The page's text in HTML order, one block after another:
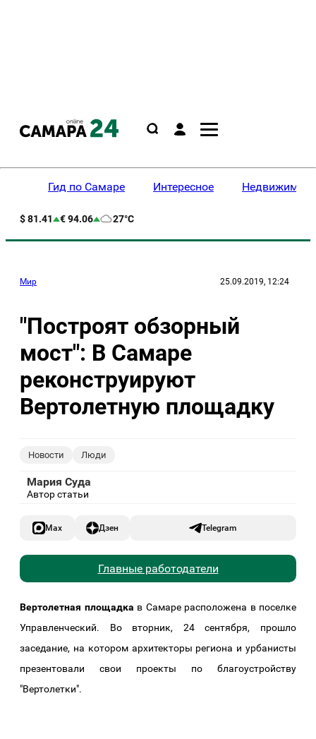
Гид по Самаре Интересное
$ 81.41 € 94.06 27°C
Мир 25.09.2019, 12:24
"Построят обзорный
мост": В Самаре
реконструируют
Вертолетную площадку
Новости Люди
Мария Суда
Автор статьи
Max Дзен Telegram
Главные работодатели
Вертолетная площадка в Самаре расположена в поселке
Управленческий. Во вторник, 24 сентября, прошло
заседание, на котором архитекторы региона и урбанисты
презентовали свои проекты по благоустройству
"Вертолетки".